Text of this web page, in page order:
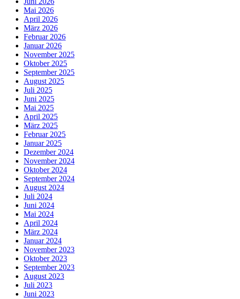
Mai 2026
April 2026
März 2026
Februar 2026
Januar 2026
November 2025
Oktober 2025
September 2025
August 2025
Juli 2025
Juni 2025
Mai 2025
April 2025
März 2025
Februar 2025
Januar 2025
Dezember 2024
November 2024
Oktober 2024
September 2024
August 2024
Juli 2024
Juni 2024
Mai 2024
April 2024
März 2024
Januar 2024
November 2023
Oktober 2023
September 2023
August 2023
Juli 2023
Juni 2023